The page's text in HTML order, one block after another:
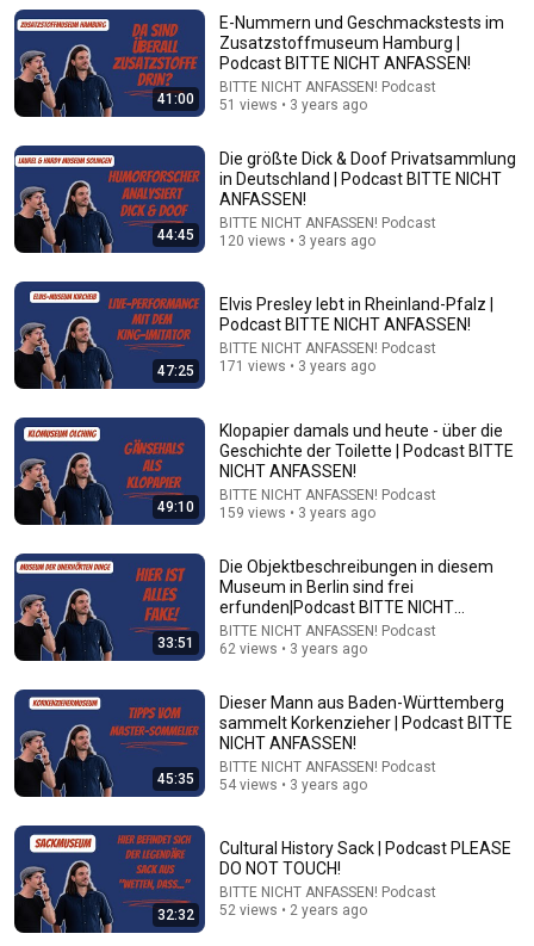
30:34
Police Surveillance Technology: Last Week Tonight
with John Oliver (HBO)
New 2.1M views
12:17
Can Pro Bikers Beat this IMPOSSIBLE Obstacle
Course?
41:00
E-Nummern und Geschmackstests im
Zusatzstoffmuseum Hamburg |
Podcast BITTE NICHT ANFASSEN!
BITTE NICHT ANFASSEN! Podcast
51 views • 3 years ago
44:45
Die größte Dick & Doof Privatsammlung
in Deutschland | Podcast BITTE NICHT
ANFASSEN!
BITTE NICHT ANFASSEN! Podcast
120 views • 3 years ago
47:25
Elvis Presley lebt in Rheinland-Pfalz |
Podcast BITTE NICHT ANFASSEN!
BITTE NICHT ANFASSEN! Podcast
171 views • 3 years ago
49:10
Klopapier damals und heute - über die
Geschichte der Toilette | Podcast BITTE
NICHT ANFASSEN!
BITTE NICHT ANFASSEN! Podcast
159 views • 3 years ago
33:51
Die Objektbeschreibungen in diesem
Museum in Berlin sind frei
erfunden|Podcast BITTE NICHT
ANFASSEN!
BITTE NICHT ANFASSEN! Podcast
62 views • 3 years ago
45:35
Dieser Mann aus Baden-Württemberg
sammelt Korkenzieher | Podcast BITTE
NICHT ANFASSEN!
BITTE NICHT ANFASSEN! Podcast
54 views • 3 years ago
32:32
Cultural History Sack | Podcast PLEASE
DO NOT TOUCH!
BITTE NICHT ANFASSEN! Podcast
52 views • 2 years ago